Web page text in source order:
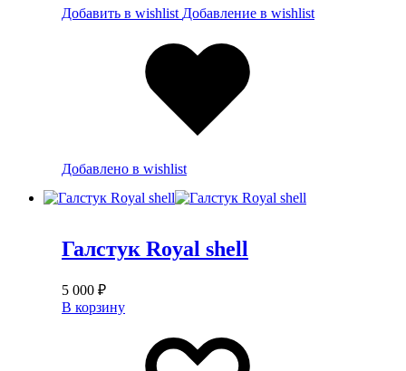
Добавить в wishlist Добавление в wishlist
Добавлено в wishlist
Галстук Royal shell
5 000 ₽
В корзину